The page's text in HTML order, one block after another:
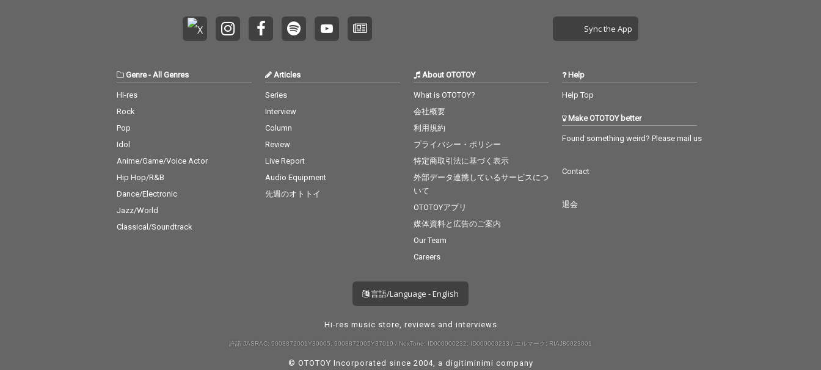
Sync the App
Genre- All Genres
Hi-res
Rock
Pop
Idol
Anime/Game/Voice Actor
Hip Hop/R&B
Dance/Electronic
Jazz/World
Classical/Soundtrack
Articles
Series
Interview
Column
Review
Live Report
Audio Equipment
先週のオトトイ
About OTOTOY
What is OTOTOY?
会社概要
利用規約
プライバシー・ポリシー
特定商取引法に基づく表示
外部データ連携しているサービスにつ
いて
OTOTOYアプリ
媒体資料と広告のご案内
Our Team
Careers
Help
Help Top
Make OTOTOY better
Found something weird? Please mail us
Contact
退会
言語/Language - English
Hi-res music store, reviews and interviews
許諾 JASRAC: 9008872001Y30005, 9008872005Y37019 / NexTone: ID000000232, ID000000233 / エルマーク: RIAJ80023001
© OTOTOY Incorporated since 2004, a digitiminimi company